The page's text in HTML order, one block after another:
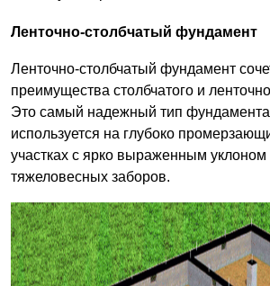
Ленточно-столбчатый фундамент
Ленточно-столбчатый фундамент
преимущества столбчатого и
Это самый надежный тип
используется на глубоко
участках с ярко выраженным уклоном
тяжеловесных заборов.